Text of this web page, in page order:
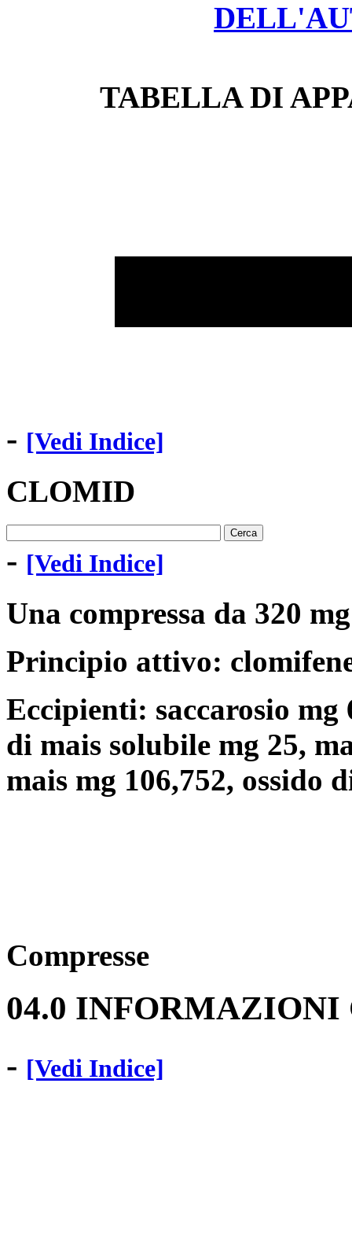
TABELLA DI
- [Vedi Indice]
CLOMID
- [Vedi Indice]
Una compressa da 320
Principio attivo:
Eccipienti: saccarosio mg
di mais solubile mg 25,
mais mg 106,752, ossido
Compresse
04.0
- [Vedi Indice]